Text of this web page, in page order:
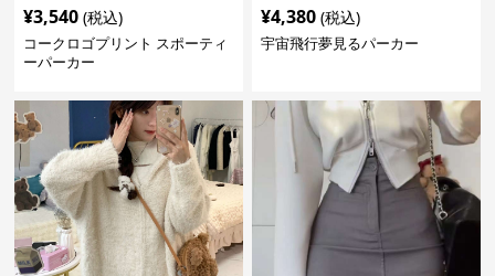
¥3,540 (税込)
コークロゴプリント スポーティ
ーパーカー
¥4,380 (税込)
宇宙飛行夢見るパーカー